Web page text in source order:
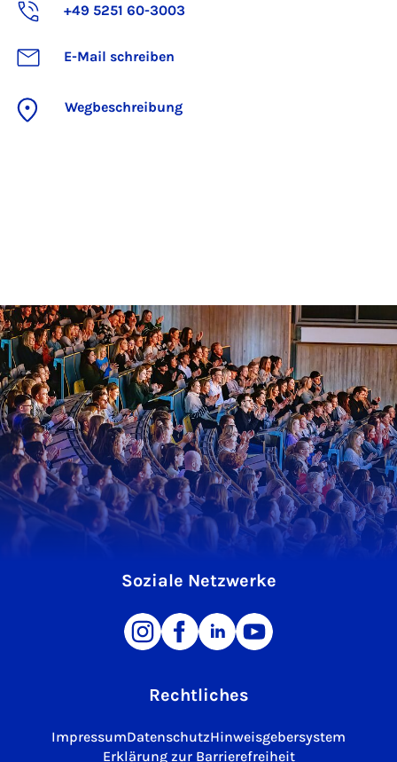
+49 5251 60-3003
E-Mail schreiben
Wegbeschreibung
Soziale Netzwerke
Rechtliches
ImpressumDatenschutzHinweisgebersystem
Erklärung zur Barrierefreiheit